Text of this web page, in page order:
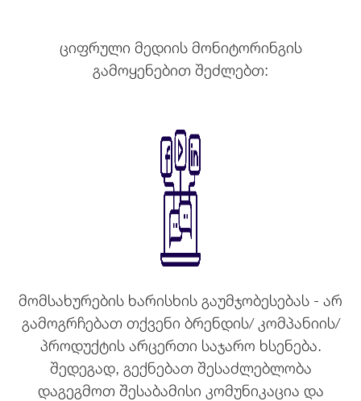
ციფრული მედიის მონიტორინგის
გამოყენებით შეძლებთ:
მომსახურების ხარისხის გაუმჯობესებას - არ
გამოგრჩებათ თქვენი ბრენდის/ კომპანიის/
პროდუქტის არცერთი საჯარო ხსენება.
შედეგად, გექნებათ შესაძლებლობა
დაგეგმოთ შესაბამისი კომუნიკაცია და